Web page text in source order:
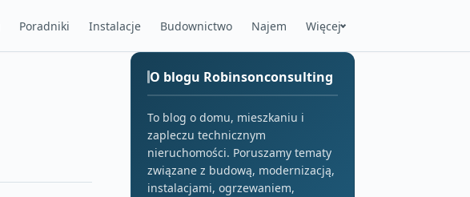
Poradniki Instalacje Budownictwo Najem Więcej
O blogu Robinsonconsulting
To blog o domu, mieszkaniu i
zapleczu technicznym
nieruchomości. Poruszamy tematy
związane z budową, modernizacją,
instalacjami, ogrzewaniem,